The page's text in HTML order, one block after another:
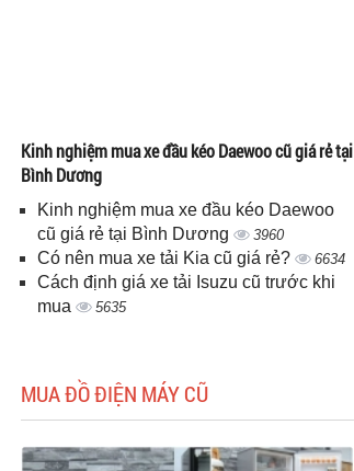
Kinh nghiệm mua xe đầu kéo Daewoo cũ giá rẻ tại
Bình Dương
Kinh nghiệm mua xe đầu kéo Daewoo
cũ giá rẻ tại Bình Dương
3960
Có nên mua xe tải Kia cũ giá rẻ? 6634
Cách định giá xe tải Isuzu cũ trước khi
mua
5635
MUA ĐỒ ĐIỆN MÁY CŨ